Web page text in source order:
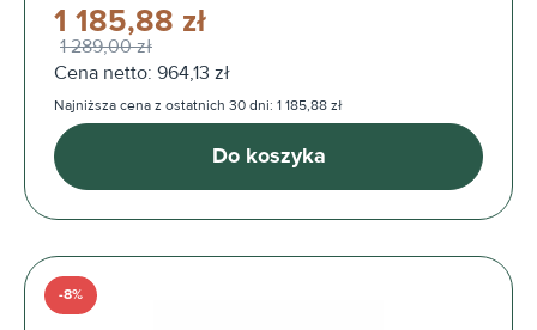
1 185,88 zł
1 289,00 zł
Cena netto: 964,13 zł
Najniższa cena z ostatnich 30 dni: 1 185,88 zł
Do koszyka
-8%